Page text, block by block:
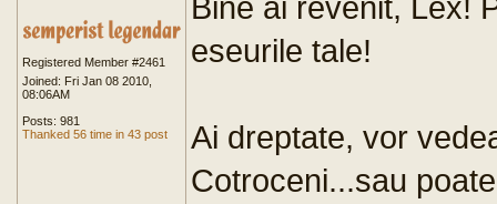
Registered Member #2461
Joined: Fri Jan 08 2010,
08:06AM
Posts: 981
Thanked 56 time in 43 post
eseurile tale!
Ai dreptate, vor
Cotroceni...sau